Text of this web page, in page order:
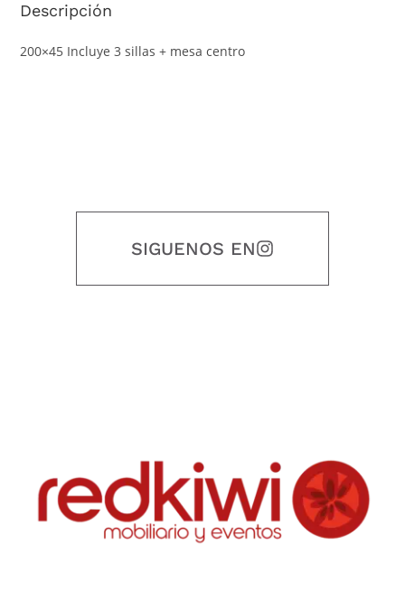
Descripción
200×45 Incluye 3 sillas + mesa centro
SIGUENOS EN